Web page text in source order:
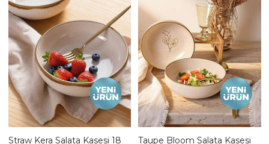
Straw Kera Salata Kasesi 18
Taupe Bloom Salata Kasesi